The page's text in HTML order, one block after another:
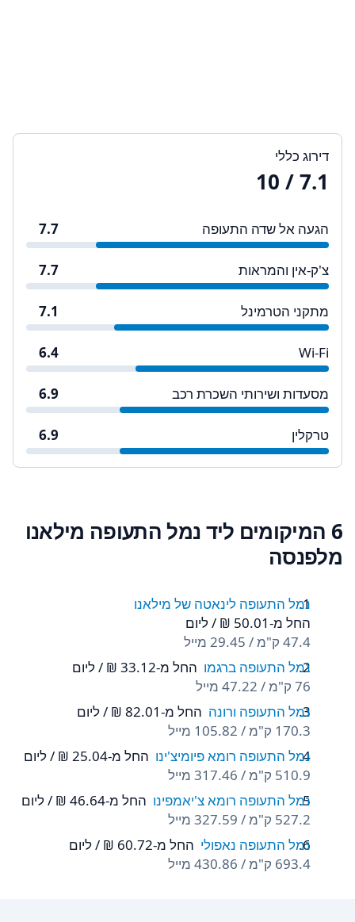
דירוג כללי
7.1
/ 10
הגעה אל שדה התעופה 7.7
צ'ק-אין והמראות 7.7
מתקני הטרמינל 7.1
Wi-Fi
6.4
מסעדות ושירותי השכרת רכב 6.9
טרקלין 6.9
6 המיקומים ליד נמל התעופה מילאנו
מלפנסה
נמל התעופה לינאטה של מילאנו
החל מ-‏50.01 ‏₪ / ליום
47.4 ק"מ / 29.45 מייל
נמל התעופה ברגמו החל מ-‏33.12 ‏₪ / ליום
76 ק"מ / 47.22 מייל
נמל התעופה ורונה החל מ-‏82.01 ‏₪ / ליום
170.3 ק"מ / 105.82 מייל
נמל התעופה רומא פיומיצ'ינו החל מ-‏25.04 ‏₪ / ליום
510.9 ק"מ / 317.46 מייל
נמל התעופה רומא צ'יאמפינו החל מ-‏46.64 ‏₪ / ליום
527.2 ק"מ / 327.59 מייל
נמל התעופה נאפולי החל מ-‏60.72 ‏₪ / ליום
693.4 ק"מ / 430.86 מייל